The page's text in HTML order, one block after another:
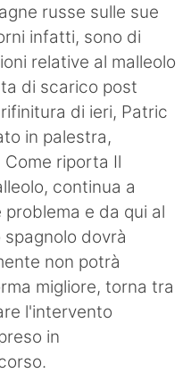
russe sulle sue
infatti, sono di
relative al malleolo
di scarico post
di ieri, Patric
in palestra,
riporta Il
continua a
e da qui al
dovrà
non potrà
migliore, torna tra
l'intervento
in